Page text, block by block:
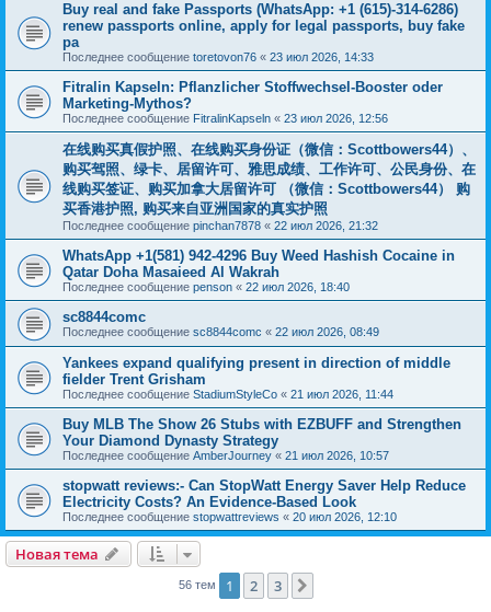
Buy real and fake Passports (WhatsApp: +1 (615)-314-6286)
renew passports online, apply for legal passports, buy fake
pa
Последнее сообщение toretovon76 « 23 июл 2026, 14:33
Fitralin Kapseln: Pflanzlicher Stoffwechsel-Booster oder
Marketing-Mythos?
Последнее сообщение FitralinKapseln « 23 июл 2026, 12:56
在线购买真假护照、在线购买身份证（微信：Scottbowers44）、
购买驾照、绿卡、居留许可、雅思成绩、工作许可、公民身份、在
线购买签证、购买加拿大居留许可 （微信：Scottbowers44） 购
买香港护照, 购买来自亚洲国家的真实护照
Последнее сообщение pinchan7878 « 22 июл 2026, 21:32
WhatsApp +1(581) 942-4296 Buy Weed Hashish Cocaine in
Qatar Doha Masaieed Al Wakrah
Последнее сообщение penson « 22 июл 2026, 18:40
sc8844comc
Последнее сообщение sc8844comc « 22 июл 2026, 08:49
Yankees expand qualifying present in direction of middle
fielder Trent Grisham
Последнее сообщение StadiumStyleCo « 21 июл 2026, 11:44
Buy MLB The Show 26 Stubs with EZBUFF and Strengthen
Your Diamond Dynasty Strategy
Последнее сообщение AmberJourney « 21 июл 2026, 10:57
stopwatt reviews:- Can StopWatt Energy Saver Help Reduce
Electricity Costs? An Evidence-Based Look
Последнее сообщение stopwattreviews « 20 июл 2026, 12:10
Новая тема
56 тем 1 2 3